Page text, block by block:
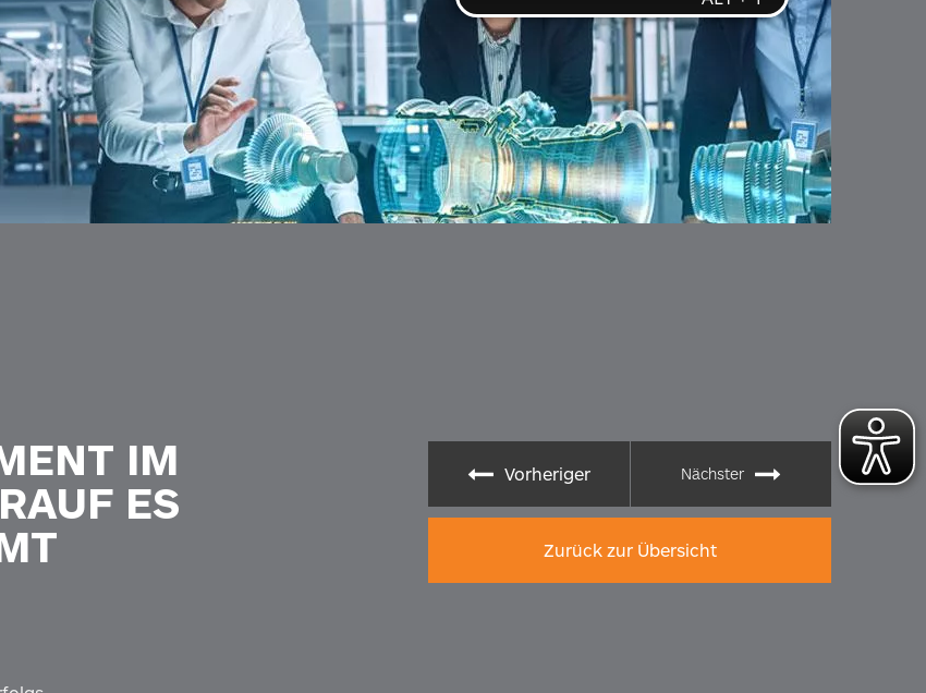
IM
ES
Vorheriger Nächster
Zurück zur Übersicht